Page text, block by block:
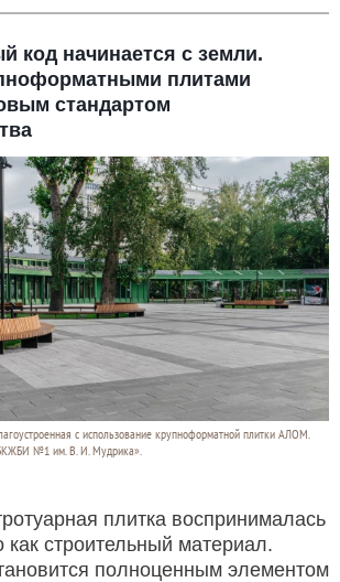
код начинается с земли.
плитами
стандартом
с использование крупноформатной плитки АЛОМ.
№1 им. В. И. Мудрика».
плитка воспринималась
как строительный материал.
полноценным элементом